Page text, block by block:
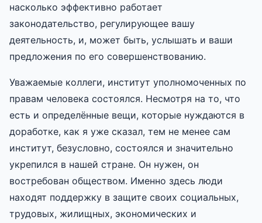
насколько эффективно работает
законодательство, регулирующее вашу
деятельность, и, может быть, услышать и ваши
предложения по его совершенствованию.
Уважаемые коллеги, институт уполномоченных по
правам человека состоялся. Несмотря на то, что
есть и определённые вещи, которые нуждаются в
доработке, как я уже сказал, тем не менее сам
институт, безусловно, состоялся и значительно
укрепился в нашей стране. Он нужен, он
востребован обществом. Именно здесь люди
находят поддержку в защите своих социальных,
трудовых, жилищных, экономических и